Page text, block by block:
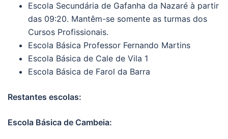
Escola Secundária de Gafanha da Nazaré à partir
das 09:20. Mantêm-se somente as turmas dos
Cursos Profissionais.
Escola Básica Professor Fernando Martins
Escola Básica de Cale de Vila 1
Escola Básica de Farol da Barra
Restantes escolas:
Escola Básica de Cambeia: